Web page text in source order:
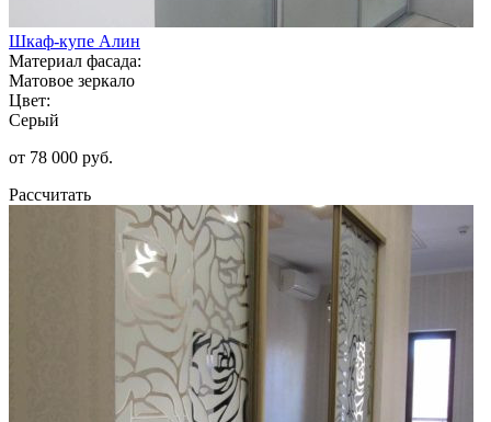
Шкаф-купе Алин
Материал фасада:
Матовое зеркало
Цвет:
Серый
от 78 000 руб.
Рассчитать